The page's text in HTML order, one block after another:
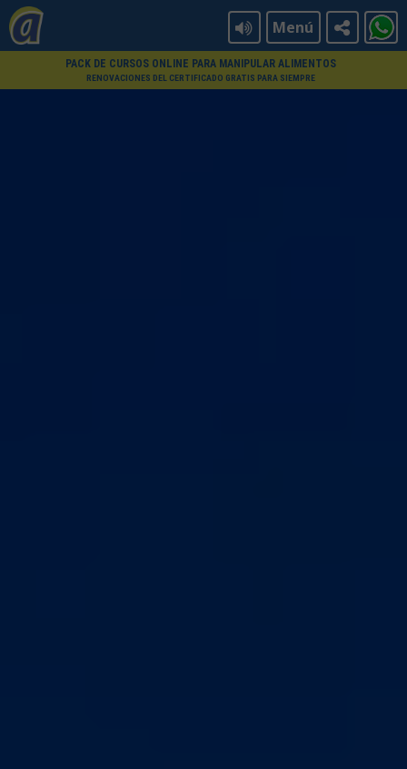
Menú
PACK DE CURSOS ONLINE PARA MANIPULAR ALIMENTOS
RENOVACIONES DEL CERTIFICADO GRATIS PARA SIEMPRE